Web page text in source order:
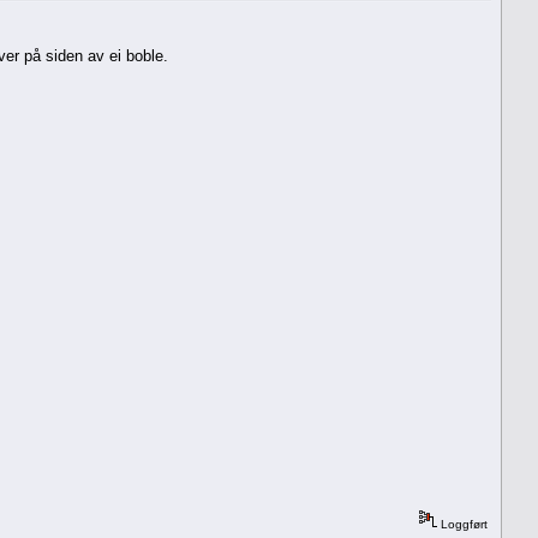
på siden av ei boble.
Loggført